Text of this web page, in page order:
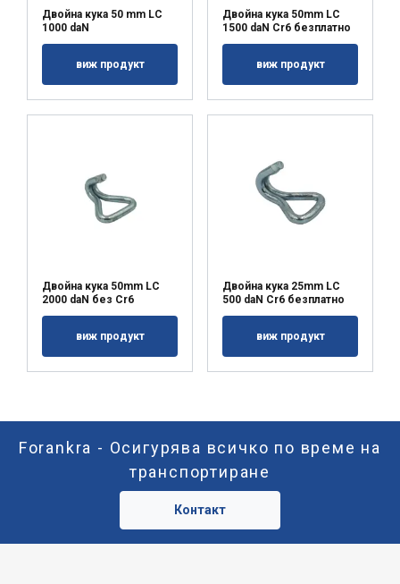
Двойна кука 50 mm LC
1000 daN
виж продукт
Двойна кука 50mm LC
1500 daN Cr6 безплатно
виж продукт
Двойна кука 50mm LC
2000 daN без Cr6
виж продукт
Двойна кука 25mm LC
500 daN Cr6 безплатно
виж продукт
Forankra - Осигурява всичко по време на
транспортиране
Контакт